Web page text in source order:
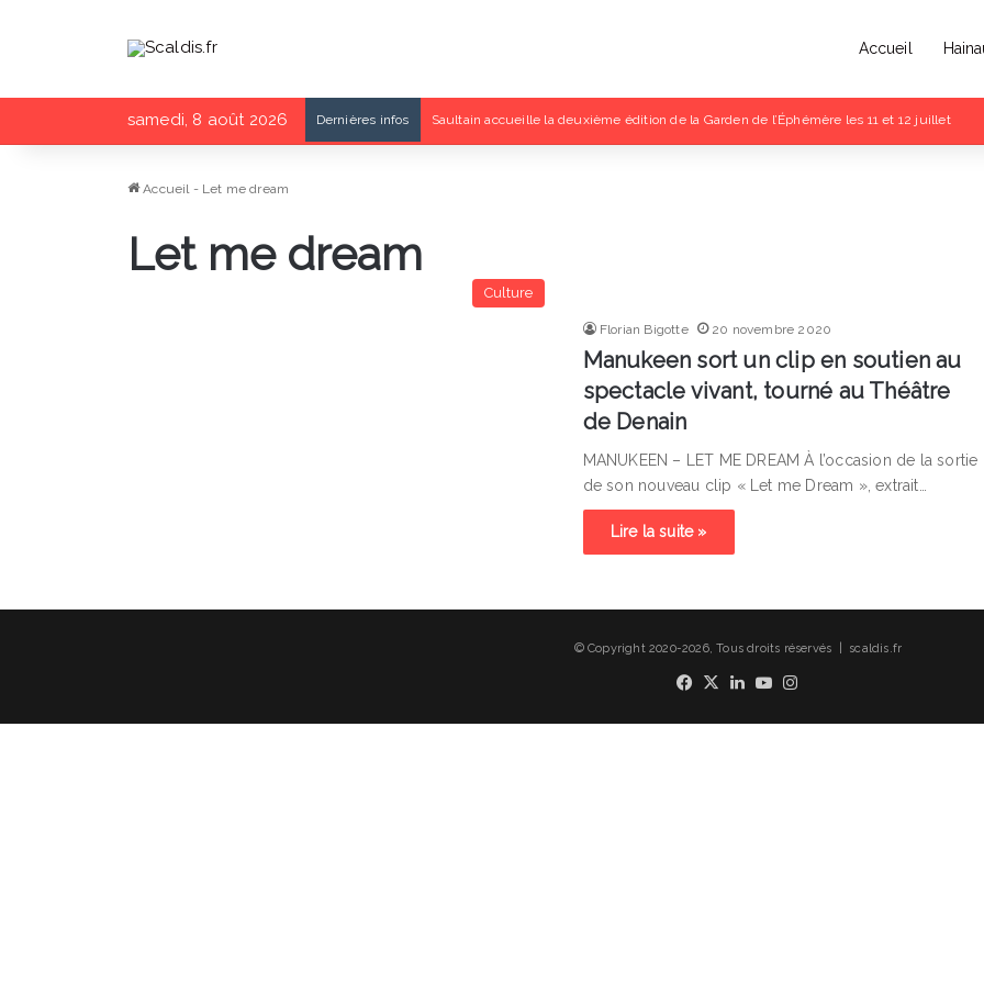
Accueil
samedi, 8 août 2026 Dernières infos Saultain accueille la deuxième édition de la Garden de l’Éphémère les 11 et 12 juillet
Accueil - Let me dream
Let me dream
Culture
Florian Bigotte 20 novembre 2020
Manukeen sort un clip en soutien au
spectacle vivant, tourné au Théâtre
de Denain
MANUKEEN – LET ME DREAM À l’occasion de la sortie
de son nouveau clip « Let me Dream », extrait…
Lire la suite »
© Copyright 2020-2026, Tous droits réservés | scaldis.fr
FacebookLinkedinYouTube